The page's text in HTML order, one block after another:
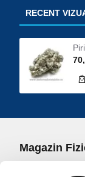
RECENT
Magazin